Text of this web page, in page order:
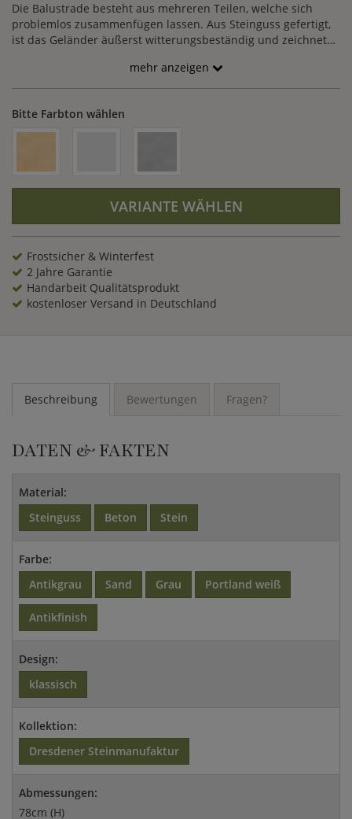
Die Balustrade besteht aus mehreren Teilen, welche sich
problemlos zusammenfügen lassen. Aus Steinguss gefertigt,
ist das Geländer äußerst witterungsbeständig und zeichnet
stilvollen Gartendekoration haben, wenden Sie sich gerne an
unseren Kundenservice. Wir erstellen Ihnen anschließend ein
gestaltet werden kann.
mehr anzeigen
Bitte Farbton wählen
VARIANTE WÄHLEN
Frostsicher & Winterfest
2 Jahre Garantie
Handarbeit Qualitätsprodukt
kostenloser Versand in Deutschland
Beschreibung Bewertungen Fragen?
DATEN & FAKTEN
Material:
Steinguss
Beton Stein
Farbe:
Antikgrau
Sand Grau Portland weiß
Antikfinish
Design:
klassisch
Kollektion:
Dresdener Steinmanufaktur
Abmessungen:
78cm (H)